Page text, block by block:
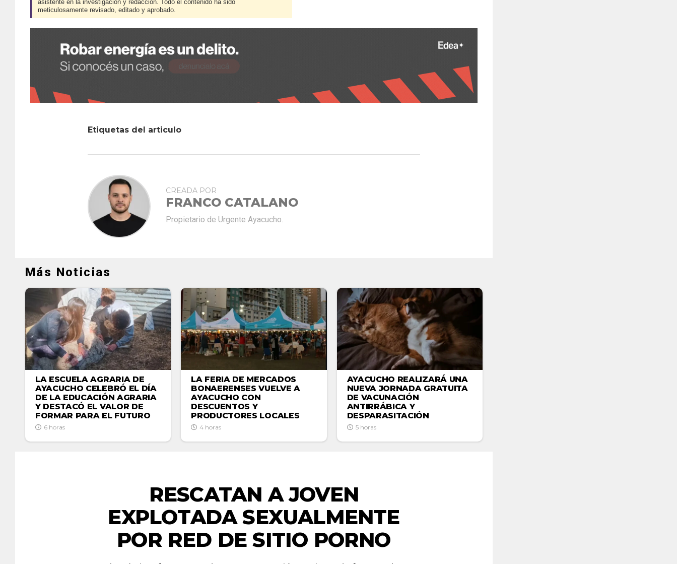
asistente en la investigación y redacción. Todo el contenido ha sido
meticulosamente revisado, editado y aprobado.
Etiquetas del articulo
CREADA POR
FRANCO CATALANO
Propietario de Urgente Ayacucho.
Más Noticias
LA ESCUELA AGRARIA DE
AYACUCHO CELEBRÓ EL DÍA
DE LA EDUCACIÓN AGRARIA
Y DESTACÓ EL VALOR DE
FORMAR PARA EL FUTURO
6 horas
LA FERIA DE MERCADOS
BONAERENSES VUELVE A
AYACUCHO CON
DESCUENTOS Y
PRODUCTORES LOCALES
4 horas
AYACUCHO REALIZARÁ UNA
NUEVA JORNADA GRATUITA
DE VACUNACIÓN
ANTIRRÁBICA Y
DESPARASITACIÓN
5 horas
RESCATAN A JOVEN
EXPLOTADA SEXUALMENTE
POR RED DE SITIO PORNO